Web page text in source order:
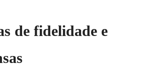
de fidelidade e